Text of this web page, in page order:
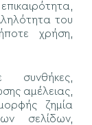
του
χρήση,
αμέλειας,
ζημία
σελίδων,